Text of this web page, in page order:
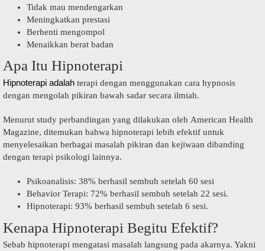
Tidak mau mendengarkan
Meningkatkan prestasi
Berhenti mengompol
Menaikkan berat badan
Apa Itu Hipnoterapi
Hipnoterapi adalah terapi dengan menggunakan cara hypnosis
dengan mengolah pikiran bawah sadar secara ilmiah.
Menurut study perbandingan yang dilakukan oleh American Health
Magazine, ditemukan bahwa hipnoterapi lebih efektif untuk
menyelesaikan berbagai masalah pikiran dan kejiwaan dibanding
dengan terapi psikologi lainnya.
Psikoanalisis: 38% berhasil sembuh setelah 60 sesi
Behavior Terapi: 72% berhasil sembuh setelah 22 sesi.
Hipnoterapi: 93% berhasil sembuh setelah 6 sesi.
Kenapa Hipnoterapi Begitu Efektif?
Sebab hipnoterapi mengatasi masalah langsung pada akarnya. Yakni